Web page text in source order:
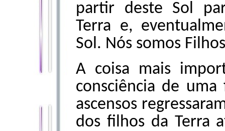
partir deste Sol
Terra e,
Sol. Nós somos
A coisa mais
consciência de
ascensos
dos filhos da Terra